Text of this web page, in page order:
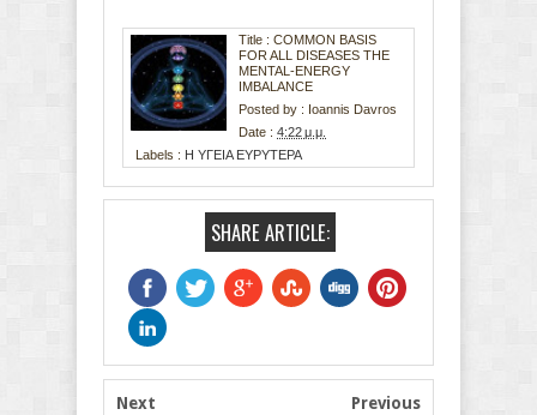
Title : COMMON BASIS
FOR ALL DISEASES THE
MENTAL-ENERGY
IMBALANCE
Posted by : Ioannis Davros
Date : 4:22 μ.μ.
Labels : Η ΥΓΕΙΑ ΕΥΡΥΤΕΡΑ
SHARE ARTICLE:
Next Previous